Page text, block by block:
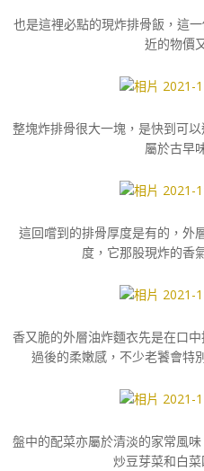
也是這裡必點的現炸排骨飯，這
近的物價
整塊炸排骨很大一塊，是快到可
屬於古早
這回嚐到的排骨厚度是有的，外
度，它那股現炸的香
香又脆的外層油炸麵衣先是在口
過後的柔嫩感，不少老饕會特
盤中的配菜亦屬於清淡的家常風
炒豆芽菜和白菜